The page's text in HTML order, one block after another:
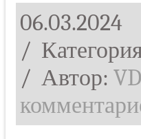
06.03.2024
/
/ Автор: